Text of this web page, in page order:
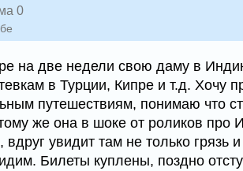
0
на две недели свою даму в
в Турции, Кипре и т.д. Хочу
путешествиям, понимаю что
же она в шоке от роликов про
вдруг увидит там не только грязь
Билеты куплены, поздно